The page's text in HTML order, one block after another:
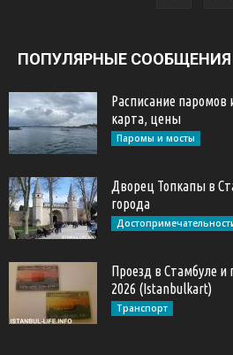
ПОПУЛЯРНЫЕ СООБЩЕНИЯ
Расписание паромов
карта, цены
Паромы и мосты
Дворец Топкапы в
города
Проезд в Стамбуле и
2026 (Istanbulkart)
Транспорт